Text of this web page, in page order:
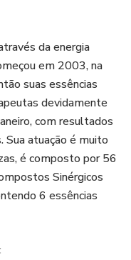
e receber
certificado de 14
estaremos entrando
a confirmação do
livro e o oráculo em
da energia
em 2003, na
suas essências
devidamente
com resultados
atuação é muito
é composto por 56
Sinérgicos
6 essências